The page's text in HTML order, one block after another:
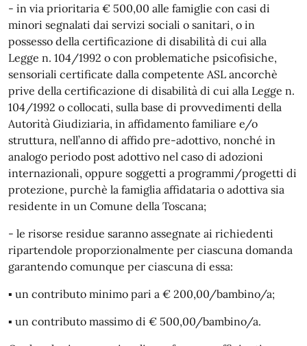
- in via prioritaria € 500,00 alle famiglie con casi di
minori segnalati dai servizi sociali o sanitari, o in
possesso della certificazione di disabilità di cui alla
Legge n. 104/1992 o con problematiche psicofisiche,
sensoriali certificate dalla competente ASL ancorchè
prive della certificazione di disabilità di cui alla Legge n.
104/1992 o collocati, sulla base di provvedimenti della
Autorità Giudiziaria, in affidamento familiare e/o
struttura, nell’anno di affido pre-adottivo, nonché in
analogo periodo post adottivo nel caso di adozioni
internazionali, oppure soggetti a programmi/progetti di
protezione, purchè la famiglia affidataria o adottiva sia
residente in un Comune della Toscana;
- le risorse residue saranno assegnate ai richiedenti
ripartendole proporzionalmente per ciascuna domanda
garantendo comunque per ciascuna di essa:
▪ un contributo minimo pari a € 200,00/bambino/a;
▪ un contributo massimo di € 500,00/bambino/a.